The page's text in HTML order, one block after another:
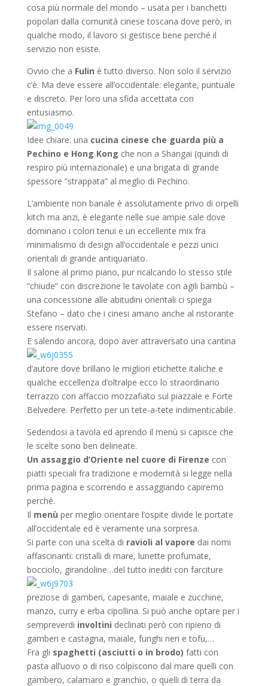
cosa più normale del mondo – usata per i banchetti
popolari dalla comunità cinese toscana dove però, in
qualche modo, il lavoro si gestisce bene perché il
servizio non esiste.
Ovvio che a Fulin è tutto diverso. Non solo il servizio
c’è. Ma deve essere all’occidentale: elegante, puntuale
e discreto. Per loro una sfida accettata con
entusiasmo.
Idee chiare: una cucina cinese che guarda più a
Pechino e Hong Kong che non a Shangai (quindi di
respiro più internazionale) e una brigata di grande
spessore “strappata” al meglio di Pechino.
L’ambiente non banale è assolutamente privo di orpelli
kitch ma anzi, è elegante nelle sue ampie sale dove
dominano i colori tenui e un eccellente mix fra
minimalismo di design all’occidentale e pezzi unici
orientali di grande antiquariato.
Il salone al primo piano, pur ricalcando lo stesso stile
“chiude” con discrezione le tavolate con agili bambù –
una concessione alle abitudini orientali ci spiega
Stefano – dato che i cinesi amano anche al ristorante
essere riservati.
E salendo ancora, dopo aver attraversato una cantina
d’autore dove brillano le migliori etichette italiche e
qualche eccellenza d’oltralpe ecco lo straordinario
terrazzo con affaccio mozzafiato sul piazzale e Forte
Belvedere. Perfetto per un tete-a-tete indimenticabile.
Sedendosi a tavola ed aprendo il menù si capisce che
le scelte sono ben delineate.
Un assaggio d’Oriente nel cuore di Firenze con
piatti speciali fra tradizione e modernità si legge nella
prima pagina e scorrendo e assaggiando capiremo
perché.
Il menù per meglio orientare l’ospite divide le portate
all’occidentale ed è veramente una sorpresa.
Si parte con una scelta di ravioli al vapore dai nomi
affascinanti: cristalli di mare, lunette profumate,
bocciolo, girandoline…del tutto inediti con farciture
preziose di gamberi, capesante, maiale e zucchine,
manzo, curry e erba cipollina. Si può anche optare per i
sempreverdi involtini declinati però con ripieno di
gamberi e castagna, maiale, funghi neri e tofu,…
Fra gli spaghetti (asciutti o in brodo) fatti con
pasta all’uovo o di riso colpiscono dal mare quelli con
gambero, calamaro e granchio, o quelli di terra da